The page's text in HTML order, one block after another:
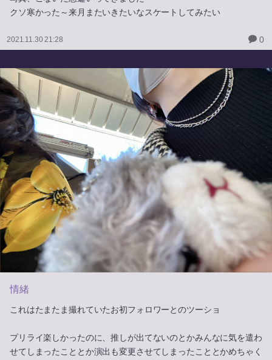
クソ寒かった～来月またいきたいなスケートしてみたい
2021.11.30 21:28 0
情緒
これはたまたま撮れていたお初フォロワーとのツーショ
プリライ楽しかったのに、推しが出てないのとかみんなに気を遣わ
せてしまったこととか演出も変更させてしまったこととかめちゃく